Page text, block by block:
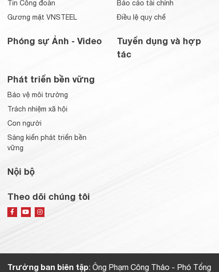
Tin Công đoàn
Gương mặt VNSTEEL
Phóng sự Ảnh - Video
Báo cáo tài chính
Điều lệ quy chế
Tuyển dụng và hợp
tác
Phát triển bền vững
Bảo vệ môi trường
Trách nhiệm xã hội
Con người
Sáng kiến phát triển bền
vững
Nội bộ
Theo dõi chúng tôi
Trưởng ban biên tập: Ông Phạm Công Thảo - Phó Tổng